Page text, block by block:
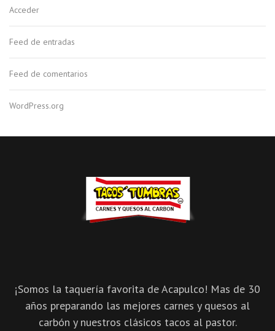
Acceder
Feed de entradas
Feed de comentarios
WordPress.org
¡Somos la taquería favorita de Acapulco! Mas de 30
años preparando las mejores carnes y quesos al
carbón y nuestros clásicos tacos al pastor.